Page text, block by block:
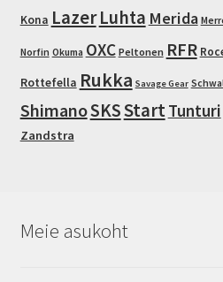
Kona Lazer Luhta Merida
Norfin Okuma OXC Peltonen RFR
Rottefella Rukka Savage Gear
ShimanoSKSStartTunturi
Zandstra
Meie asukoht